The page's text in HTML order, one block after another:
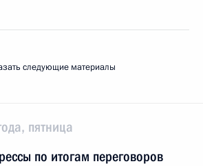
следующие материалы
пятница
по итогам переговоров